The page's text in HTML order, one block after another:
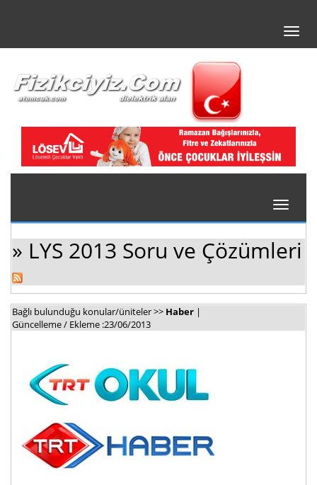
Toggle
» LYS 2013 Soru ve Çözümleri
Bağlı bulunduğu konular/üniteler >> Haber |
Güncelleme / Ekleme :23/06/2013